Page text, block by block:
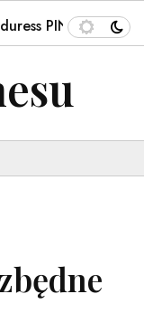
PIN triggers a